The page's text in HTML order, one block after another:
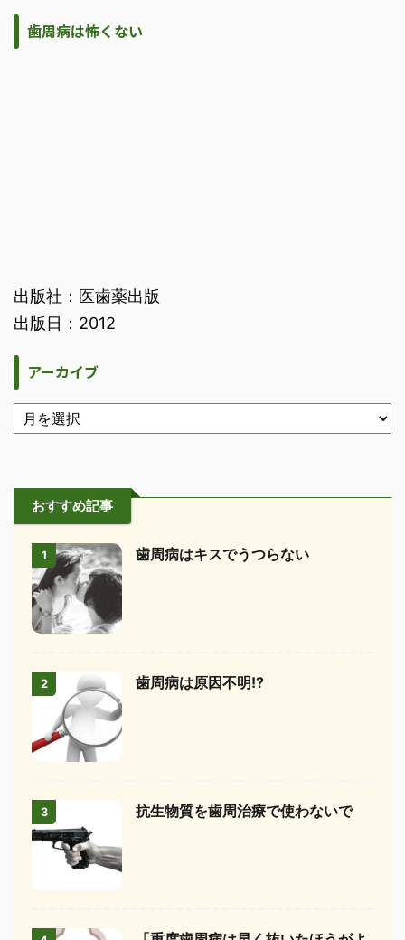
歯周病は怖くない
出版社：医歯薬出版
出版日：2012
アーカイブ
おすすめ記事
1 歯周病はキスでうつらない
2 歯周病は原因不明!?
3 抗生物質を歯周治療で使わないで